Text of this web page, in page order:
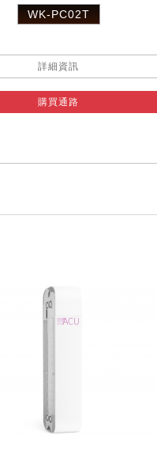
WK-PC02T
詳細資訊
購買通路